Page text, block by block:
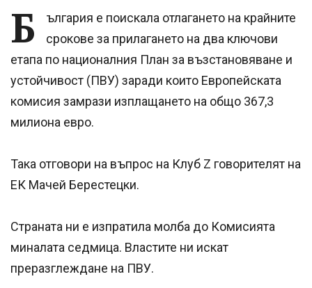
Б
ългария е поискала отлагането на крайните
срокове за прилагането на два ключови
етапа по националния План за възстановяване и
устойчивост (ПВУ) заради които Европейската
комисия замрази изплащането на общо 367,3
милиона евро.
Така отговори на въпрос на Клуб Z говорителят на
ЕК Мачей Берестецки.
Страната ни е изпратила молба до Комисията
миналата седмица. Властите ни искат
преразглеждане на ПВУ.